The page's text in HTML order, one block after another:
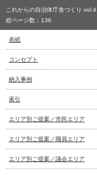
これからの自治体庁舎づくり vol.4
総ページ数： 136
表紙
コンセプト
納入事例
索引
エリア別ご提案／市民エリア
エリア別ご提案／職員エリア
エリア別ご提案／議会エリア